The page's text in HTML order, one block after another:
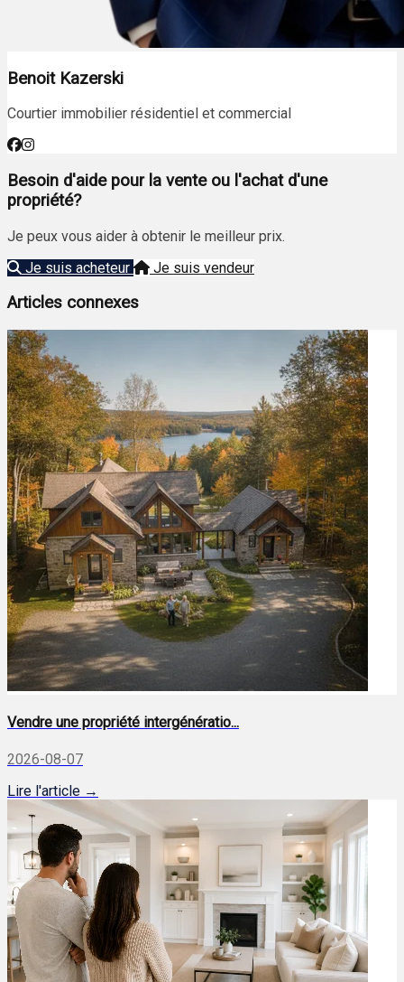
Benoit Kazerski
Courtier immobilier résidentiel et commercial
Besoin d'aide pour la vente ou l'achat d'une
propriété?
Je peux vous aider à obtenir le meilleur prix.
Je suis acheteur
Je suis vendeur
Articles connexes
Vendre une propriété intergénératio...
2026-08-07
Lire l'article →